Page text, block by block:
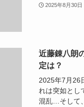
2025年8月30日
近藤錬八朗
定は？
2025年7月26
れは突如とし
混乱…そして